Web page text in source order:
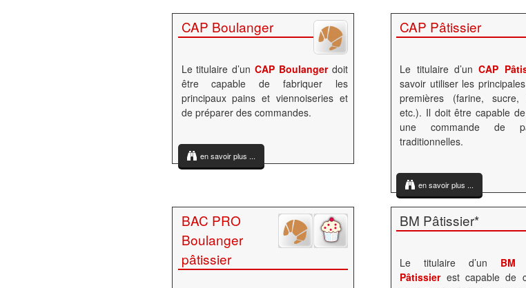
CAP Boulanger
Le titulaire d’unCAP Boulangerdoit
être capable de fabriquer les
principaux pains et viennoiseries et
de préparer des commandes.
en savoir plus ...
CAP Pâtissier
Le titulaire d’un CAP
savoir utiliser les
premières (farine, sucre,
etc.). Il doit être capable
une commande de
traditionnelles.
en savoir plus ...
BAC PRO
Boulanger
pâtissier
BM Pâtissier*
Le titulaire d’un BM
Pâtissierest capable de